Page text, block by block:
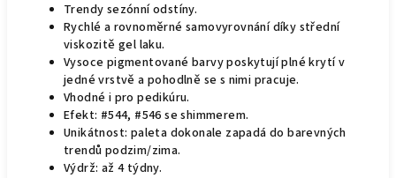
Trendy sezónní odstíny.
Rychlé a rovnoměrné samovyrovnání díky střední
viskozitě gel laku.
Vysoce pigmentované barvy poskytují plné krytí v
jedné vrstvě a pohodlně se s nimi pracuje.
Vhodné i pro pedikúru.
Efekt: #544, #546 se shimmerem.
Unikátnost: paleta dokonale zapadá do barevných
trendů podzim/zima.
Výdrž: až 4 týdny.